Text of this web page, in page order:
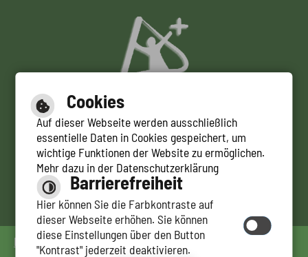
Leichte Sprache
Gebärdensprache
Impressum|Hilfe|Inhalt |Datenschutzerklärung
Cookies
Auf dieser Webseite werden ausschließlich
essentielle Daten in Cookies gespeichert, um
wichtige Funktionen der Website zu ermöglichen.
Mehr dazu in der Datenschutzerklärung
Barrierefreiheit
Hier können Sie die Farbkontraste auf
dieser Webseite erhöhen. Sie können
diese Einstellungen über den Button
"Kontrast" jederzeit deaktivieren.